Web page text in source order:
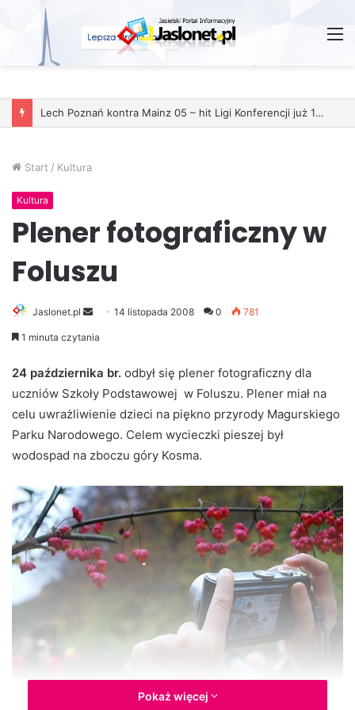
Lech Poznań kontra Mainz 05 – hit Ligi Konferencji już 11 grudnia
Start / Kultura
Kultura
Plener fotograficzny w
Foluszu
Jaslonet.pl
e
d
a
i
l
14 listopada 2008 0 781
1 minuta czytania
24 października br. odbył się plener fotograficzny dla
uczniów Szkoły Podstawowej w Foluszu. Plener miał na
celu uwrażliwienie dzieci na piękno przyrody Magurskiego
Parku Narodowego. Celem wycieczki pieszej był
wodospad na zboczu góry Kosma.
Pokaż więcej